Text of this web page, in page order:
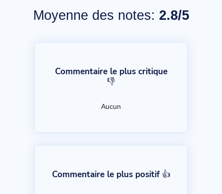
Moyenne des notes: 2.8/5
Commentaire le plus critique
👎
Aucun
Commentaire le plus positif 👍